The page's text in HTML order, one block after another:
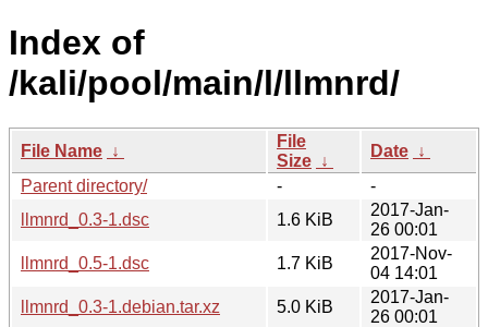
Index of
/kali/pool/main/l/llmnrd/
File Name ↓
File
Size ↓
Date ↓
Parent directory/
-
-
llmnrd_0.3-1.dsc
1.6 KiB
2017-Jan-
26 00:01
llmnrd_0.5-1.dsc
1.7 KiB
2017-Nov-
04 14:01
llmnrd_0.3-1.debian.tar.xz
5.0 KiB
2017-Jan-
26 00:01